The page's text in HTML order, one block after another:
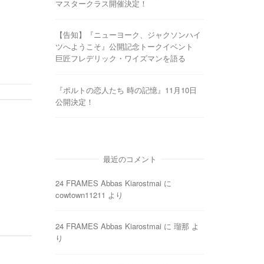
マスタークラス開催決定！
【告知】『ニューヨーク、ジャクソンハイ
ツへようこそ』公開記念トークイベント
巨匠フレデリック・ワイズマンを語る
『ポルトの恋人たち 時の記憶』11月10日
公開決定！
最近のコメント
24 FRAMES Abbas Kiarostmai に
cowtown11211 より
24 FRAMES Abbas Kiarostmai に 瑠那 よ
り